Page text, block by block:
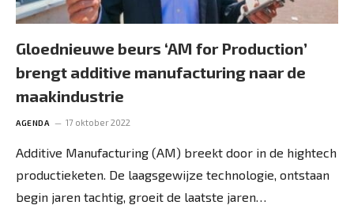
Gloednieuwe beurs ‘AM for Production’
brengt additive manufacturing naar de
maakindustrie
AGENDA 17 oktober 2022
Additive Manufacturing (AM) breekt door in de hightech
productieketen. De laagsgewijze technologie, ontstaan
begin jaren tachtig, groeit de laatste jaren…